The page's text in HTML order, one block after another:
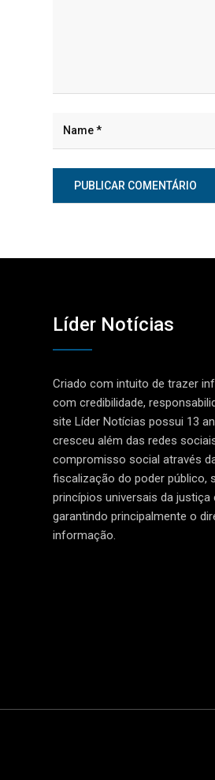
Líder Notícias
Criado com intuito de trazer
com credibilidade,
site Líder Notícias possui 13
cresceu além das redes
compromisso social através
fiscalização do poder público,
princípios universais da justiça
garantindo principalmente o
informação.